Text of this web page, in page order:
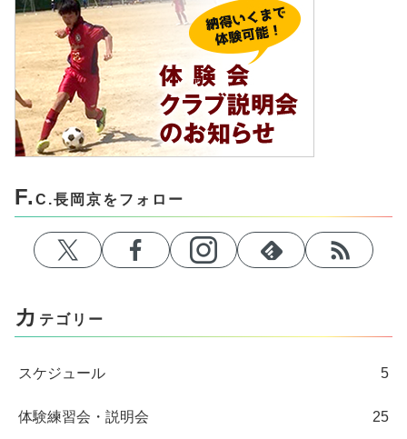
F. C.長岡京をフォロー
カ テゴリー
スケジュール 5
体験練習会・説明会 25